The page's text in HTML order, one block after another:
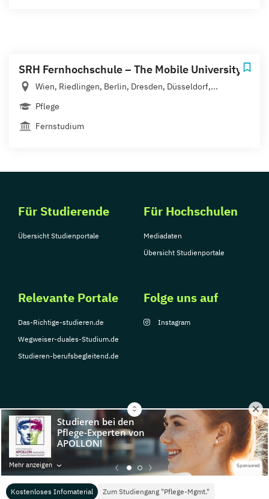
Kostenloses Infomaterial Zum Studiengang "Pflege-Mgmt."
Mehr anzeigen Sponsored
SRH Fernhochschule – The Mobile University
Wien, Riedlingen, Berlin, Dresden, Düsseldorf,...
Pflege
Fernstudium
Für Studierende
Übersicht Studienportale
Für Hochschulen
Mediadaten
Übersicht Studienportale
Relevante Portale
Das-Richtige-studieren.de
Wegweiser-duales-Studium.de
Studieren-berufsbegleitend.de
Folge uns auf
Instagram
© Copyright 2026, TarGroup Media GmbH
Impressum
Datenschutzerklärung Nutzungsbedingungen